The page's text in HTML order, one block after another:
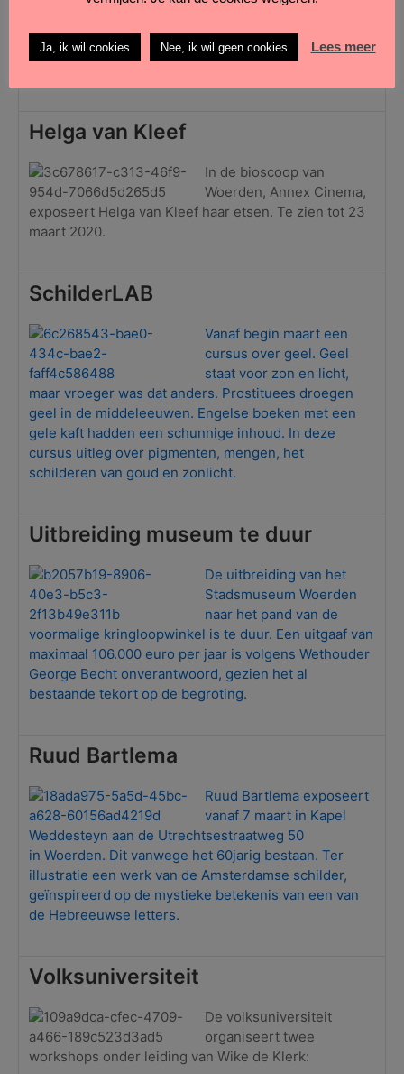
exposeert Fons van der Reep zijn recente aquarellen
in het atellier van de Kunstkring Woerden, Edisonweg
9b. Geopend: 28 en 29 maart 2020, van 10.00-17.00
Helga van Kleef
In de bioscoop van
Woerden, Annex Cinema,
exposeert Helga van Kleef haar etsen. Te zien tot 23
maart 2020.
SchilderLAB
Vanaf begin maart een
cursus over geel. Geel
staat voor zon en licht,
maar vroeger was dat anders. Prostituees droegen
geel in de middeleeuwen. Engelse boeken met een
gele kaft hadden een schunnige inhoud. In deze
cursus uitleg over pigmenten, mengen, het
schilderen van goud en zonlicht.
Uitbreiding museum te duur
De uitbreiding van het
Stadsmuseum Woerden
naar het pand van de
voormalige kringloopwinkel is te duur. Een uitgaaf van
maximaal 106.000 euro per jaar is volgens Wethouder
George Becht onverantwoord, gezien het al
bestaande tekort op de begroting.
Ruud Bartlema
Ruud Bartlema exposeert
vanaf 7 maart in Kapel
Weddesteyn aan de Utrechtsestraatweg 50
in Woerden. Dit vanwege het 60jarig bestaan. Ter
illustratie een werk van de Amsterdamse schilder,
geïnspireerd op de mystieke betekenis van een van
de Hebreeuwse letters.
Volksuniversiteit
De volksuniversiteit
organiseert twee
workshops onder leiding van Wike de Klerk:
Ja, ik wil cookies Nee, ik wil geen cookies Lees meer